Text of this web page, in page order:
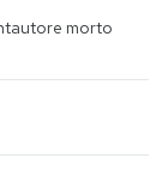
morto